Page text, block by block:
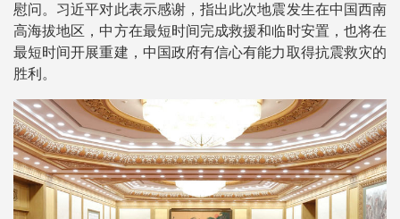
慰问。习近平对此表示感谢，指出此次地震发生在中国西南
高海拔地区，中方在最短时间完成救援和临时安置，也将在
最短时间开展重建，中国政府有信心有能力取得抗震救灾的
胜利。